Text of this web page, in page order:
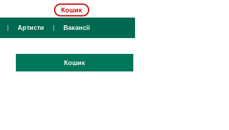
Кошик
| Артисти | Вакансії
Кошик